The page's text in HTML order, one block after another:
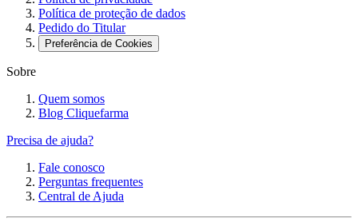
Política de proteção de dados
Pedido do Titular
Preferência de Cookies
Sobre
Quem somos
Blog Cliquefarma
Precisa de ajuda?
Fale conosco
Perguntas frequentes
Central de Ajuda